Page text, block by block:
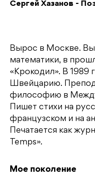
Сергей Хазанов -
Вырос в Москве.
математики, в
«Крокодил». B 1989
Швейцарию.
философию в
Пишет стихи на
французском и на
Печатается как
Temps».
Мое поколение